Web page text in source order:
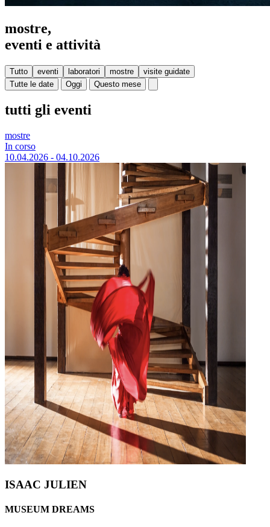
mostre,
eventi e attività
Tutto eventi laboratori mostre
visite guidate
Tutte le date
Oggi Questo mese
tutti gli eventi
mostre
In corso
10.04.2026 - 04.10.2026
ISAAC JULIEN
MUSEUM DREAMS